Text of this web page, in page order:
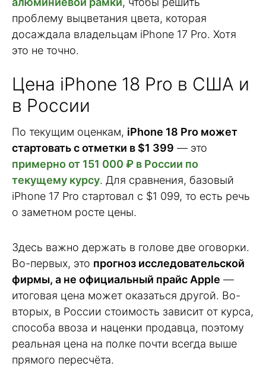
проблему выцветания цвета, которая
досаждала владельцам iPhone 17 Pro. Хотя
это не точно.
Цена iPhone 18 Pro в США и
в России
По текущим оценкам, iPhone 18 Pro может
стартовать с отметки в $1 399 — это
примерно от 151 000 ₽ в России по
текущему курсу. Для сравнения, базовый
iPhone 17 Pro стартовал с $1 099, то есть речь
о заметном росте цены.
Здесь важно держать в голове две оговорки.
Во-первых, это прогноз исследовательской
фирмы, а не официальный прайс Apple —
итоговая цена может оказаться другой. Во-
вторых, в России стоимость зависит от курса,
способа ввоза и наценки продавца, поэтому
реальная цена на полке почти всегда выше
прямого пересчёта.